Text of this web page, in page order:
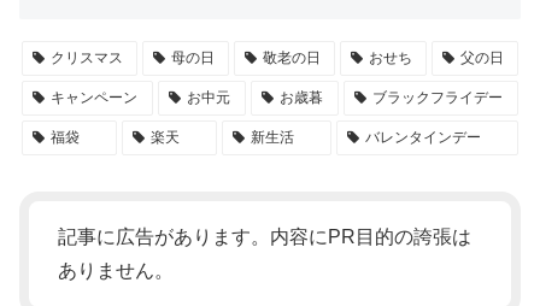
クリスマス 母の日 敬老の日 おせち 父の日
キャンペーン お中元 お歳暮 ブラックフライデー
福袋 楽天 新生活 バレンタインデー
記事に広告があります。内容にPR目的の誇張は
ありません。